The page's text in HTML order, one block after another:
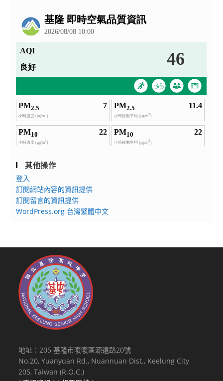
其他操作
登入
訂閱網站內容的資訊提供
訂閱留言的資訊提供
WordPress.org 台灣繁體中文
地址：205 基隆市暖暖區源遠路20號
No.20, Yuanyuan Rd., Nuannuan Dist., Keelung City
205, Taiwan (R.O.C.)